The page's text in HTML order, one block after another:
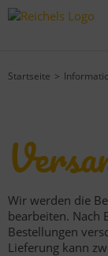
Startseite
Wir werden die
bearbeiten. Nach
Bestellungen
Lieferung kann